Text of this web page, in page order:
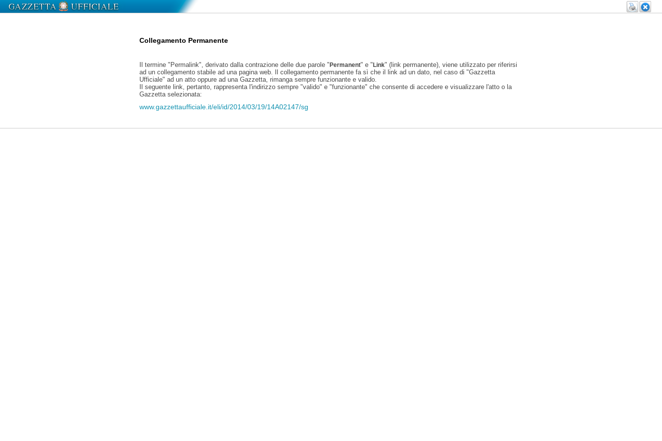
Collegamento Permanente
Il termine "Permalink", derivato dalla contrazione delle due parole "Permanent" e "Link" (link permanente), viene utilizzato per riferirsi
ad un collegamento stabile ad una pagina web. Il collegamento permanente fa sì che il link ad un dato, nel caso di "Gazzetta
Ufficiale" ad un atto oppure ad una Gazzetta, rimanga sempre funzionante e valido.
Il seguente link, pertanto, rappresenta l'indirizzo sempre "valido" e "funzionante" che consente di accedere e visualizzare l'atto o la
Gazzetta selezionata:
www.gazzettaufficiale.it/eli/id/2014/03/19/14A02147/sg